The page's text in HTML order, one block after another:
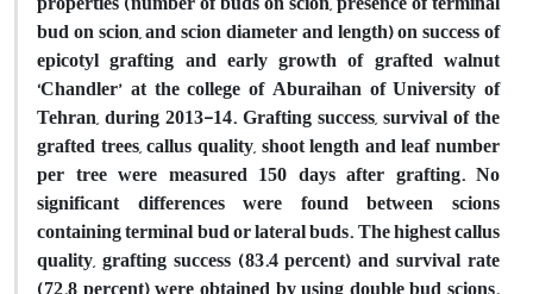
bud on scion, and scion diameter and length) on success of
epicotyl grafting and early growth of grafted walnut
‘Chandler’ at the college of Aburaihan of University of
Tehran, during 2013-14. Grafting success, survival of the
grafted trees, callus quality, shoot length and leaf number
per tree were measured 150 days after grafting. No
significant differences were found between scions
containing terminal bud or lateral buds. The highest callus
quality, grafting success (83.4 percent) and survival rate